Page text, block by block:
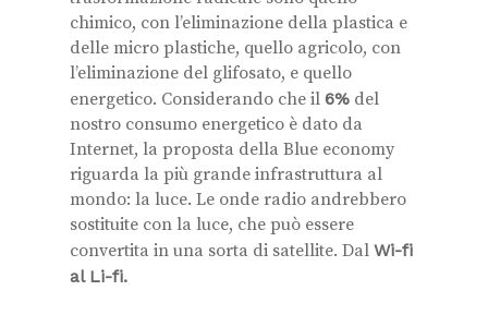
chimico, con l’eliminazione della plastica e
delle micro plastiche, quello agricolo, con
l’eliminazione del glifosato, e quello
energetico. Considerando che il 6% del
nostro consumo energetico è dato da
Internet, la proposta della Blue economy
riguarda la più grande infrastruttura al
mondo: la luce. Le onde radio andrebbero
sostituite con la luce, che può essere
convertita in una sorta di satellite. Dal Wi-fi
al Li-fi.